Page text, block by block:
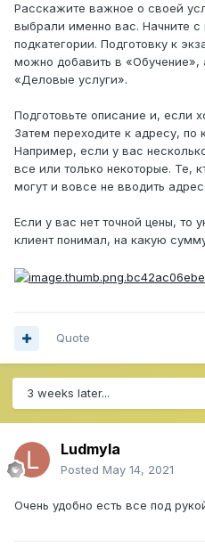
Расскажите важное о своей
выбрали именно вас. Начните с
подкатегории. Подготовку к
можно добавить в
«Деловые услуги».
Подготовьте описание и, если
Затем переходите к адресу, по
Например, если у вас
все или только некоторые. Те,
могут и вовсе не вводить адрес.
Если у вас нет точной цены, то
клиент понимал, на какую
Quote
3 weeks later...
Ludmyla
Posted May 14, 2021
Очень удобно есть все под